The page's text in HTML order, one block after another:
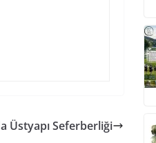
Üstyapı Seferberliği